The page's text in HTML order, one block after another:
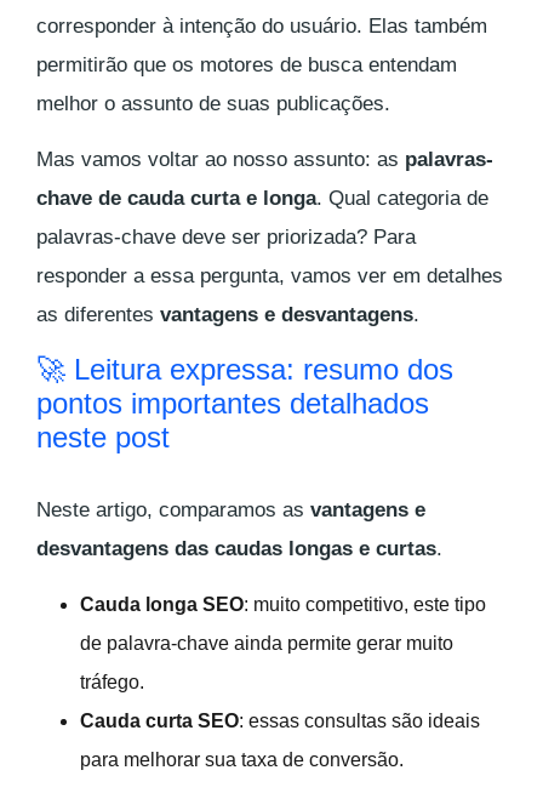
corresponder à intenção do usuário. Elas também
permitirão que os motores de busca entendam
melhor o assunto de suas publicações.
Mas vamos voltar ao nosso assunto: as palavras-
chave de cauda curta e longa. Qual categoria de
palavras-chave deve ser priorizada? Para
responder a essa pergunta, vamos ver em detalhes
as diferentes vantagens e desvantagens.
🚀 Leitura expressa: resumo dos
pontos importantes detalhados
neste post
Neste artigo, comparamos as vantagens e
desvantagens das caudas longas e curtas.
Cauda longa SEO: muito competitivo, este tipo
de palavra-chave ainda permite gerar muito
tráfego.
Cauda curta SEO: essas consultas são ideais
para melhorar sua taxa de conversão.